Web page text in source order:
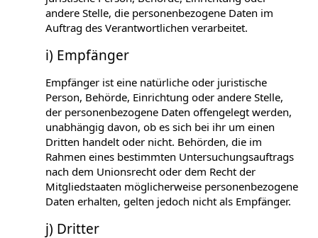
andere Stelle, die personenbezogene Daten im
Auftrag des Verantwortlichen verarbeitet.
i) Empfänger
Empfänger ist eine natürliche oder juristische
Person, Behörde, Einrichtung oder andere Stelle,
der personenbezogene Daten offengelegt werden,
unabhängig davon, ob es sich bei ihr um einen
Dritten handelt oder nicht. Behörden, die im
Rahmen eines bestimmten Untersuchungsauftrags
nach dem Unionsrecht oder dem Recht der
Mitgliedstaaten möglicherweise personenbezogene
Daten erhalten, gelten jedoch nicht als Empfänger.
j) Dritter